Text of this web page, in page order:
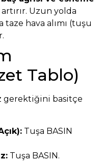
Uzun yolda
hava alımı (tuşu
Tablo)
gerektiğini basitçe
Tuşa BASIN
Tuşa BASIN.